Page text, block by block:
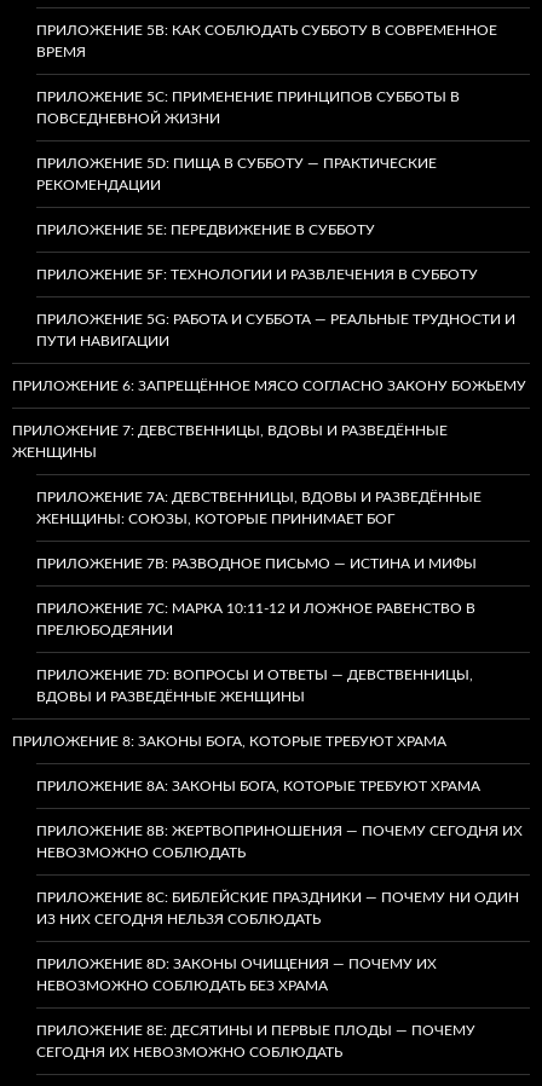
ПРИЛОЖЕНИЕ 5B: КАК СОБЛЮДАТЬ СУББОТУ В СОВРЕМЕННОЕ
ВРЕМЯ
ПРИЛОЖЕНИЕ 5C: ПРИМЕНЕНИЕ ПРИНЦИПОВ СУББОТЫ В
ПОВСЕДНЕВНОЙ ЖИЗНИ
ПРИЛОЖЕНИЕ 5D: ПИЩА В СУББОТУ — ПРАКТИЧЕСКИЕ
РЕКОМЕНДАЦИИ
ПРИЛОЖЕНИЕ 5E: ПЕРЕДВИЖЕНИЕ В СУББОТУ
ПРИЛОЖЕНИЕ 5F: ТЕХНОЛОГИИ И РАЗВЛЕЧЕНИЯ В СУББОТУ
ПРИЛОЖЕНИЕ 5G: РАБОТА И СУББОТА — РЕАЛЬНЫЕ ТРУДНОСТИ И
ПУТИ НАВИГАЦИИ
ПРИЛОЖЕНИЕ 6: ЗАПРЕЩЁННОЕ МЯСО СОГЛАСНО ЗАКОНУ БОЖЬЕМУ
ПРИЛОЖЕНИЕ 7: ДЕВСТВЕННИЦЫ, ВДОВЫ И РАЗВЕДЁННЫЕ
ЖЕНЩИНЫ
ПРИЛОЖЕНИЕ 7А: ДЕВСТВЕННИЦЫ, ВДОВЫ И РАЗВЕДЁННЫЕ
ЖЕНЩИНЫ: СОЮЗЫ, КОТОРЫЕ ПРИНИМАЕТ БОГ
ПРИЛОЖЕНИЕ 7B: РАЗВОДНОЕ ПИСЬМО — ИСТИНА И МИФЫ
ПРИЛОЖЕНИЕ 7C: МАРКА 10:11-12 И ЛОЖНОЕ РАВЕНСТВО В
ПРЕЛЮБОДЕЯНИИ
ПРИЛОЖЕНИЕ 7D: ВОПРОСЫ И ОТВЕТЫ — ДЕВСТВЕННИЦЫ,
ВДОВЫ И РАЗВЕДЁННЫЕ ЖЕНЩИНЫ
ПРИЛОЖЕНИЕ 8: ЗАКОНЫ БОГА, КОТОРЫЕ ТРЕБУЮТ ХРАМА
ПРИЛОЖЕНИЕ 8A: ЗАКОНЫ БОГА, КОТОРЫЕ ТРЕБУЮТ ХРАМА
ПРИЛОЖЕНИЕ 8B: ЖЕРТВОПРИНОШЕНИЯ — ПОЧЕМУ СЕГОДНЯ ИХ
НЕВОЗМОЖНО СОБЛЮДАТЬ
ПРИЛОЖЕНИЕ 8C: БИБЛЕЙСКИЕ ПРАЗДНИКИ — ПОЧЕМУ НИ ОДИН
ИЗ НИХ СЕГОДНЯ НЕЛЬЗЯ СОБЛЮДАТЬ
ПРИЛОЖЕНИЕ 8D: ЗАКОНЫ ОЧИЩЕНИЯ — ПОЧЕМУ ИХ
НЕВОЗМОЖНО СОБЛЮДАТЬ БЕЗ ХРАМА
ПРИЛОЖЕНИЕ 8E: ДЕСЯТИНЫ И ПЕРВЫЕ ПЛОДЫ — ПОЧЕМУ
СЕГОДНЯ ИХ НЕВОЗМОЖНО СОБЛЮДАТЬ